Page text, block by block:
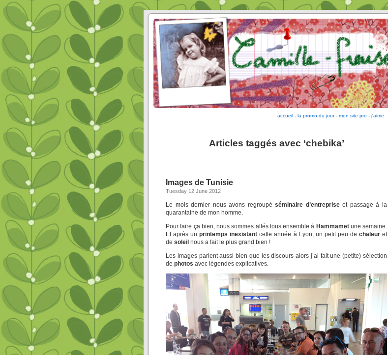
accueil- la promo du jour- mon site pro- j'aime
Articles taggés avec ‘chebika’
Images de Tunisie
Tuesday 12 June 2012
Le mois dernier nous avons regroupéséminaire d’entrepriseet passage à la
quarantaine de mon homme.
Pour faire ça bien, nous sommes allés tous ensemble à Hammametune semaine.
Et après unprintemps inexistant cette année à Lyon, un petit peu de chaleuret
de soleil nous a fait le plus grand bien !
Les images parlent aussi bien que les discours alors j’ai fait une (petite) sélection
de photos avec légendes explicatives.